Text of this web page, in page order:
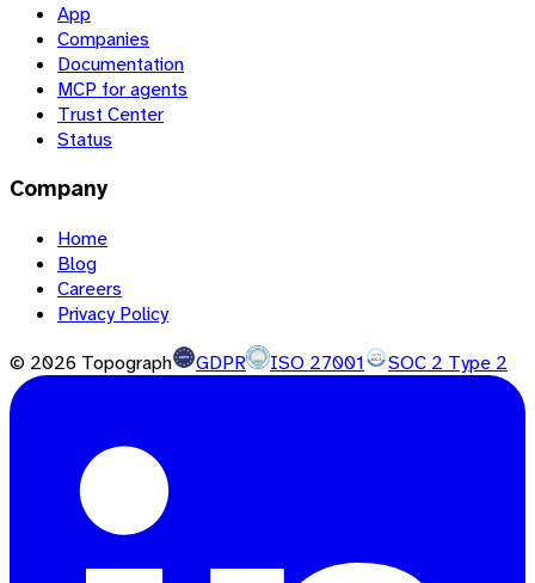
App
Companies
Documentation
MCP for agents
Trust Center
Status
Company
Home
Blog
Careers
Privacy Policy
© 2026 Topograph GDPR ISO 27001 SOC 2 Type 2